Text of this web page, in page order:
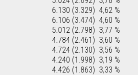
6.130 (3.329) 4,62 %
6.106 (3.474) 4,60 %
5.012 (2.798) 3,77 %
4.784 (2.461) 3,60 %
4.724 (2.130) 3,56 %
4.240 (1.998) 3,19 %
4.426 (1.863) 3,33 %